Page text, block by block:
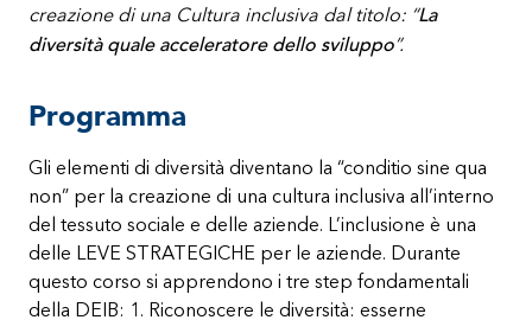
creazione di una Cultura inclusiva dal titolo: “La
diversità quale acceleratore dello sviluppo”.
Programma
Gli elementi di diversità diventano la “conditio sine qua
non” per la creazione di una cultura inclusiva all’interno
del tessuto sociale e delle aziende. L’inclusione è una
delle LEVE STRATEGICHE per le aziende. Durante
questo corso si apprendono i tre step fondamentali
della DEIB: 1. Riconoscere le diversità: esserne